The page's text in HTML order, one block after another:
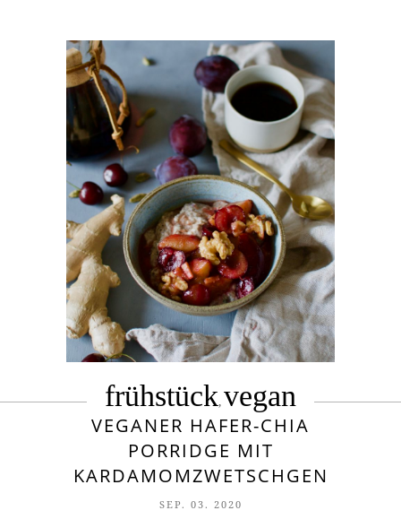
frühstück,vegan
VEGANER HAFER-CHIA
PORRIDGE MIT
KARDAMOMZWETSCHGEN
SEP. 03. 2020